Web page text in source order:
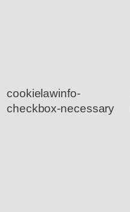
cookielawinfo-
checkbox-necessary